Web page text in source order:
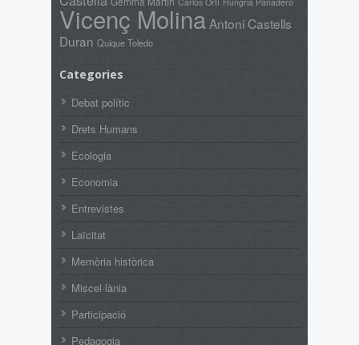
Vicenç Molina Antoni Castells
Duran Quique Toledo
Categories
Debat polític
Drets Humans
Ecologia
Economia
Entrevistes
Laïcitat
Memòria històrica
Miscel·lània
Participació
Pedagogia